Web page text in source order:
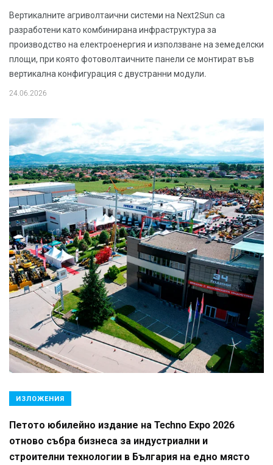
Вертикалните агриволтаични системи на Next2Sun са
разработени като комбинирана инфраструктура за
производство на електроенергия и използване на земеделски
площи, при която фотоволтаичните панели се монтират във
вертикална конфигурация с двустранни модули.
24.06.2026
ИЗЛОЖЕНИЯ
Петото юбилейно издание на Techno Expo 2026
отново събра бизнеса за индустриални и
строителни технологии в България на едно място